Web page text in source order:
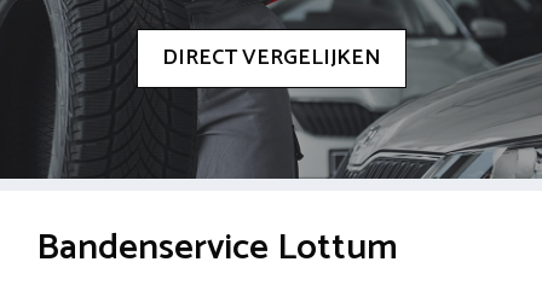
DIRECT VERGELIJKEN
Bandenservice Lottum